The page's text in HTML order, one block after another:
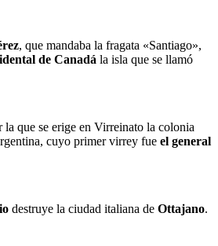
, que mandaba la fragata «Santiago»,
de Canadá la isla que se llamó
la que se erige en Virreinato la colonia
cuyo primer virrey fue el general
destruye la ciudad italiana de Ottajano.